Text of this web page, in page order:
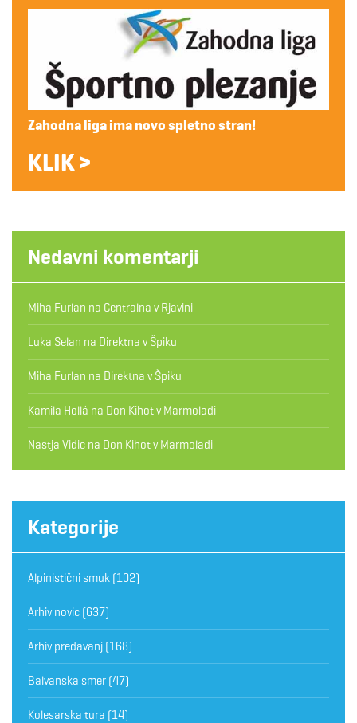
Zahodna liga ima novo spletno stran!
KLIK >
Nedavni komentarji
Miha Furlan na Centralna v Rjavini
Luka Selan na Direktna v Špiku
Miha Furlan na Direktna v Špiku
Kamila Hollá na Don Kihot v Marmoladi
Nastja Vidic na Don Kihot v Marmoladi
Kategorije
Alpinistični smuk (102)
Arhiv novic (637)
Arhiv predavanj (168)
Balvanska smer (47)
Kolesarska tura (14)